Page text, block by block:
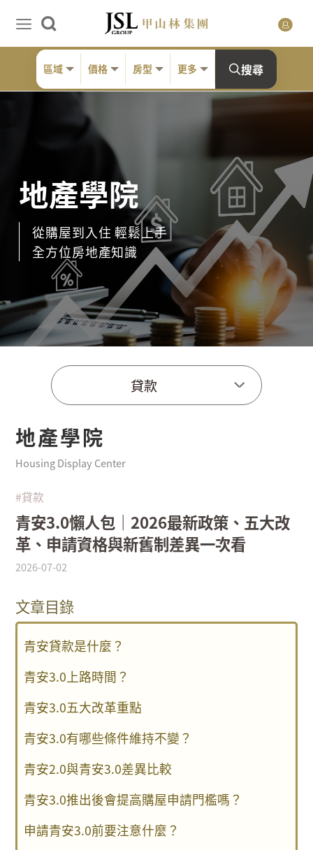
區域 價格 房型 更多 搜尋
地產學院
從購屋到入住 輕鬆上手
全方位房地產知識
貸款
地產學院
Housing Display Center
#貸款
青安3.0懶人包｜2026最新政策、五大改
革、申請資格與新舊制差異一次看
2026-07-02
文章目錄
青安貸款是什麼？
青安3.0上路時間？
青安3.0五大改革重點
青安3.0有哪些條件維持不變？
青安2.0與青安3.0差異比較
青安3.0推出後會提高購屋申請門檻嗎？
申請青安3.0前要注意什麼？